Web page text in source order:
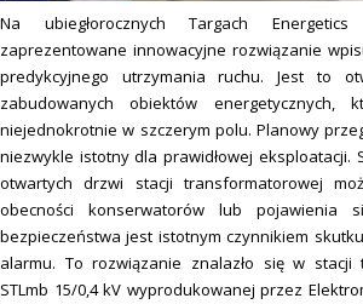
Na ubiegłorocznych Targach
zaprezentowane innowacyjne rozwiązanie
predykcyjnego utrzymania ruchu. Jest to
zabudowanych obiektów energetycznych,
niejednokrotnie w szczerym polu. Planowy
niezwykle istotny dla prawidłowej eksploatacji.
otwartych drzwi stacji transformatorowej
obecności konserwatorów lub
bezpieczeństwa jest istotnym czynnikiem
alarmu. To rozwiązanie znalazło się w stacji
STLmb 15/0,4 kV wyprodukowanej przez